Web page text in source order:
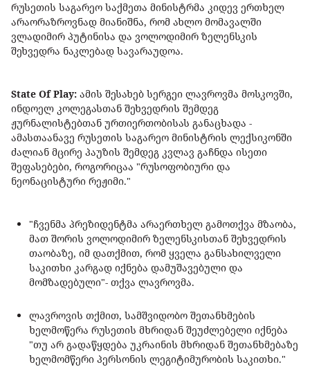
რუსეთის საგარეო საქმეთა მინისტრმა კიდევ ერთხელ
არაორაზროვნად მიანიშნა, რომ ახლო მომავალში
ვლადიმირ პუტინისა და ვოლოდიმირ ზელენსკის
შეხვედრა ნაკლებად სავარაუდოა.
State Of Play: ამის შესახებ სერგეი ლავროვმა მოსკოვში,
ინდოელ კოლეგასთან შეხვედრის შემდეგ
ჟურნალისტებთან ურთიერთობისას განაცხადა -
ამასთაანავე რუსეთის საგარეო მინისტრის ლექსიკონში
ძალიან მცირე პაუზის შემდეგ კვლავ გაჩნდა ისეთი
შეფასებები, როგორიცაა "რუსოფობიური და
ნეონაცისტური რეჟიმი."
"ჩვენმა პრეზიდენტმა არაერთხელ გამოთქვა მზაობა,
მათ შორის ვოლოდიმირ ზელენსკისთან შეხვედრის
თაობაზე, იმ დათქმით, რომ ყველა განსახილველი
საკითხი კარგად იქნება დამუშავებული და
მომზადებული"- თქვა ლავროვმა.
ლავროვის თქმით, სამშვიდობო შეთანხმების
ხელმოწერა რუსეთის მხრიდან შეუძლებელი იქნება
"თუ არ გადაწყდება უკრაინის მხრიდან შეთანხმებაზე
ხელმომწერი პერსონის ლეგიტიმურობის საკითხი."